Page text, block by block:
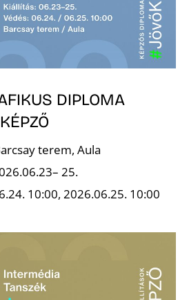
DIPLOMA
terem, Aula
25.
10:00, 2026.06.25. 10:00